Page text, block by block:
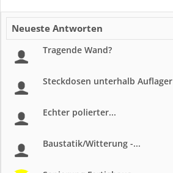
Neueste Antworten
Tragende Wand?
Steckdosen unterhalb Auflager
Echter polierter...
Baustatik/Witterung -...